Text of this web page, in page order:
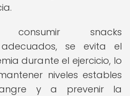
snacks
adecuados, se evita el
durante el ejercicio, lo
niveles estables
y a prevenir la